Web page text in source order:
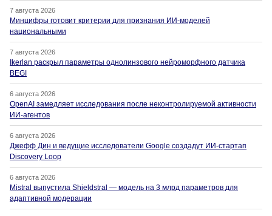
7 августа 2026
Минцифры готовит критерии для признания ИИ-моделей
национальными
7 августа 2026
Ikerlan раскрыл параметры однолинзового нейроморфного датчика
BEGI
6 августа 2026
OpenAI замедляет исследования после неконтролируемой активности
ИИ-агентов
6 августа 2026
Джефф Дин и ведущие исследователи Google создадут ИИ-стартап
Discovery Loop
6 августа 2026
Mistral выпустила Shieldstral — модель на 3 млрд параметров для
адаптивной модерации